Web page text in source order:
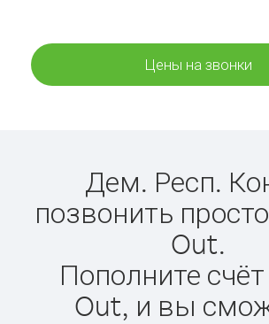
Цены на звонки
Дем. Респ.
позвонить
Out.
Пополните
Out, и вы